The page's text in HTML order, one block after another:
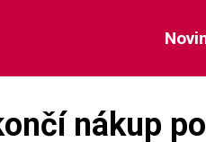
nákup